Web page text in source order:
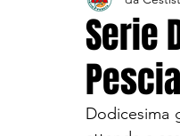
CSI Juniores CSI
Serie
Pescia
Dodicesima